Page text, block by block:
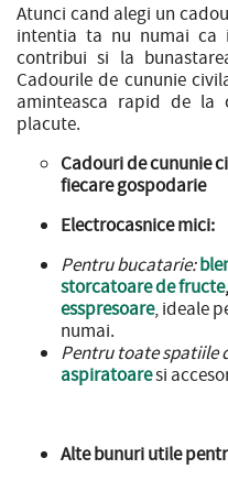
Atunci cand alegi un
intentia ta nu numai
contribui si la
Cadourile de cununie
aminteasca rapid de la
placute.
Cadouri de cununie
fiecare gospodarie
Electrocasnice mici:
Pentru bucatarie:
storcatoare de fructe,
esspresoare, ideale
numai.
Pentru toate spatiile
aspiratoaresi
Alte bunuri utile